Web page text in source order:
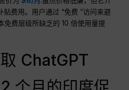
贴费用。用户通过 “免费 ”访问来避
免费层级所缺乏的 10 倍使用量提
ChatGPT